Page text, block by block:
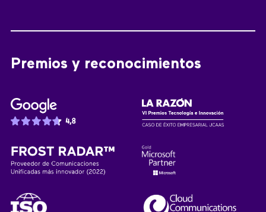
Premios y reconocimientos